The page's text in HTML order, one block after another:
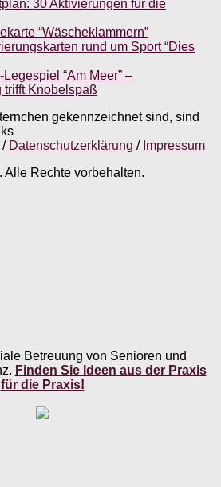
30 Aktivierungen für die
“Wäscheklammern”
rund um Sport “Dies
“Am Meer” –
trifft Knobelspaß
gekennzeichnet sind, sind
/ Datenschutzerklärung / Impressum
Rechte vorbehalten.
Betreuung von Senioren und
Finden Sie Ideen aus der Praxis
für die Praxis!